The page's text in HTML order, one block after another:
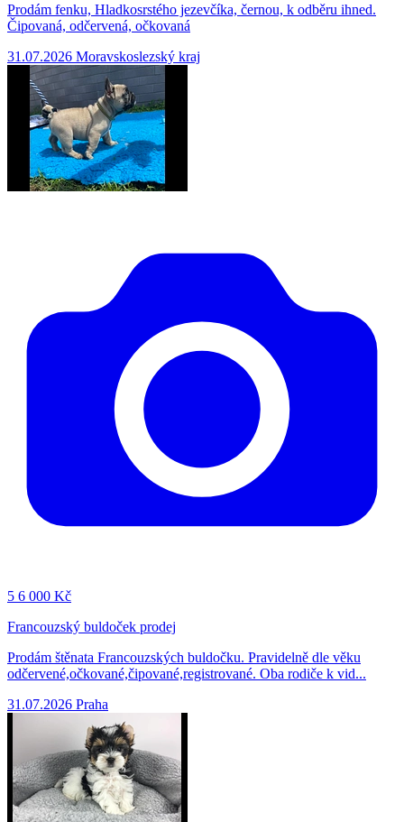
Prodám fenku, Hladkosrstého jezevčíka, černou, k odběru ihned.
Čipovaná, odčervená, očkovaná
31.07.2026 Moravskoslezský kraj
5 6 000 Kč
Francouzský buldoček prodej
Prodám štěnata Francouzských buldočku. Pravidelně dle věku
odčervené,očkované,čipované,registrované. Oba rodiče k vid...
31.07.2026 Praha